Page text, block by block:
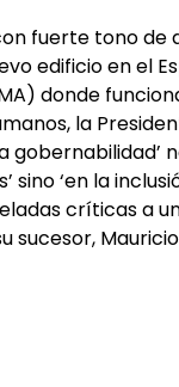
fuerte tono de
edificio en el
donde
la
gobernabilidad’
sino ‘en la
críticas a
sucesor,